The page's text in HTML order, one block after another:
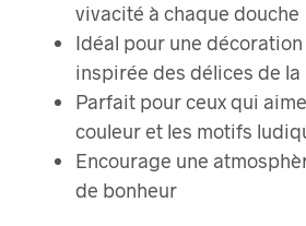
vivacité à chaque douche
Idéal pour une
inspirée des délices de la
Parfait pour ceux qui
couleur et les motifs
Encourage une
de bonheur